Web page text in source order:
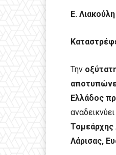
Ε.
Την
Ελλάδος
Τομεάρχης
Λάρισας,